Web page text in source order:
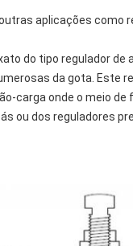
aplicações como
do tipo regulador de
da gota. Este
carga onde o meio
ou dos reguladores